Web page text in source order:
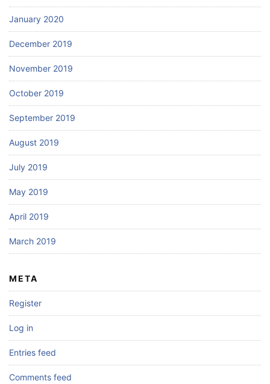
January 2020
December 2019
November 2019
October 2019
September 2019
August 2019
July 2019
May 2019
April 2019
March 2019
META
Register
Log in
Entries feed
Comments feed